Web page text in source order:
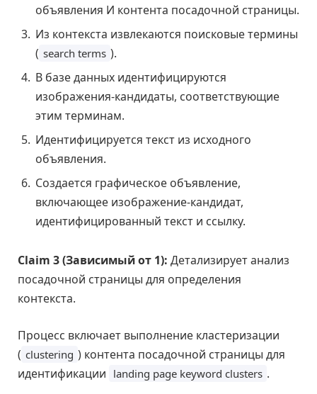
объявления И контента посадочной страницы.
Из контекста извлекаются поисковые термины
( search terms ).
В базе данных идентифицируются
изображения-кандидаты, соответствующие
этим терминам.
Идентифицируется текст из исходного
объявления.
Создается графическое объявление,
включающее изображение-кандидат,
идентифицированный текст и ссылку.
Claim 3 (Зависимый от 1): Детализирует анализ
посадочной страницы для определения
контекста.
Процесс включает выполнение кластеризации
( clustering ) контента посадочной страницы для
идентификации landing page keyword clusters .